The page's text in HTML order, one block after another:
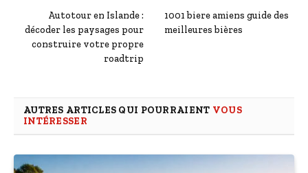
Autotour en Islande :
décoder les paysages pour
construire votre propre
roadtrip
1001 biere amiens guide des
meilleures bières
AUTRES ARTICLES QUI POURRAIENT VOUS
INTÉRESSER